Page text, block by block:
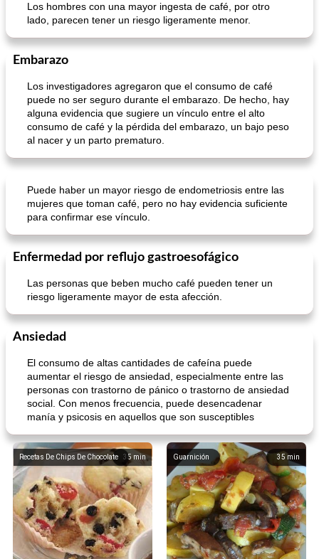
Los hombres con una mayor ingesta de café, por otro
lado, parecen tener un riesgo ligeramente menor.
Embarazo
Los investigadores agregaron que el consumo de café
puede no ser seguro durante el embarazo. De hecho, hay
alguna evidencia que sugiere un vínculo entre el alto
consumo de café y la pérdida del embarazo, un bajo peso
al nacer y un parto prematuro.
Puede haber un mayor riesgo de endometriosis entre las
mujeres que toman café, pero no hay evidencia suficiente
para confirmar ese vínculo.
Enfermedad por reflujo gastroesofágico
Las personas que beben mucho café pueden tener un
riesgo ligeramente mayor de esta afección.
Ansiedad
El consumo de altas cantidades de cafeína puede
aumentar el riesgo de ansiedad, especialmente entre las
personas con trastorno de pánico o trastorno de ansiedad
social. Con menos frecuencia, puede desencadenar
manía y psicosis en aquellos que son susceptibles
35 min
Recetas De Chips De Chocolate 35 min
Guarnición